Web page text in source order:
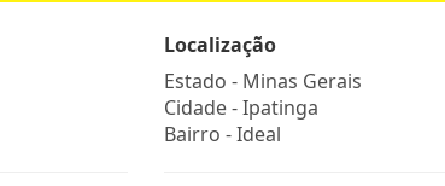
Localização
Estado - Minas Gerais
Cidade -Ipatinga
Bairro -Ideal